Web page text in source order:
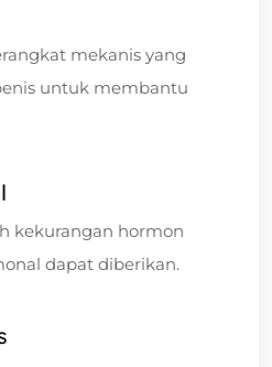
mekanis yang
untuk membantu
kekurangan hormon
dapat diberikan.